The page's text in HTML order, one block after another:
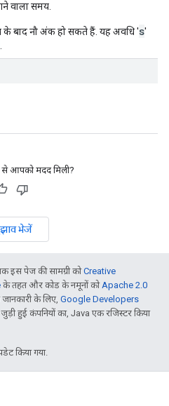
वाला समय.
बाद नौ अंक हो सकते हैं. यह अवधि 's'
से आपको मदद मिली?
भेजें
इस पेज की सामग्री कोCreative
के तहत और कोड के नमूनों कोApache 2.0
के लिए, Google Developers
हुई कंपनियों का, Java एक रजिस्टर किया
किया गया.